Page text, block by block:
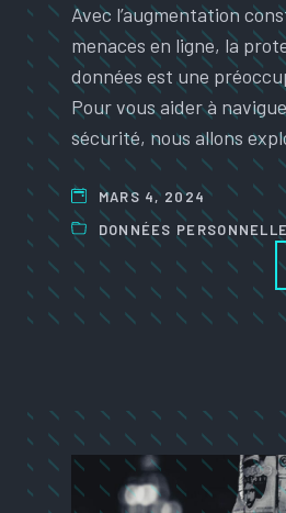
Avec l’augmentation
menaces en ligne, la
données est une
Pour vous aider à
sécurité, nous allons
MARS 4, 2024
DONNÉES